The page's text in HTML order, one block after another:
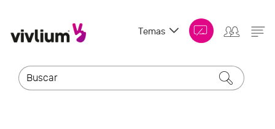
Temas